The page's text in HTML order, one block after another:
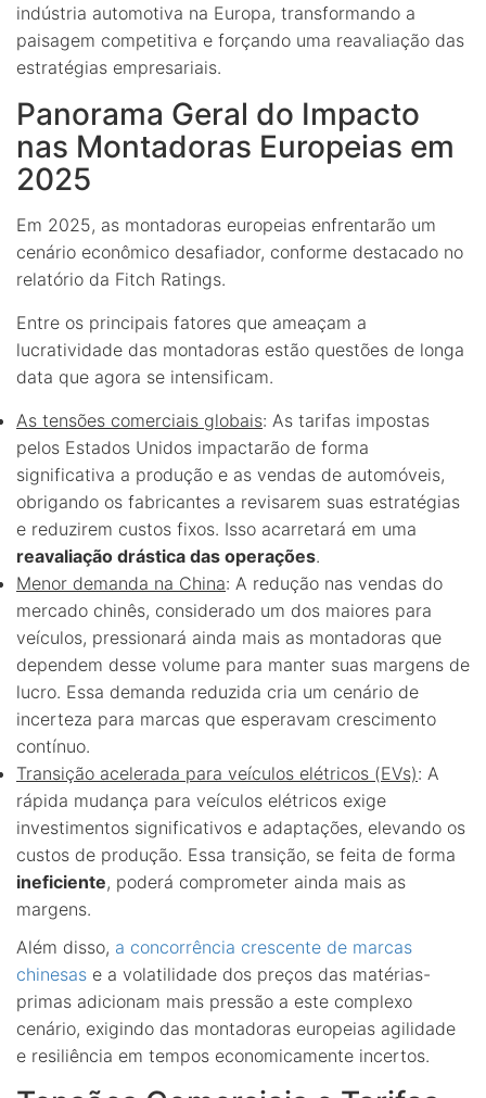
indústria automotiva na Europa, transformando a
paisagem competitiva e forçando uma reavaliação das
estratégias empresariais.
Panorama Geral do Impacto
nas Montadoras Europeias em
2025
Em 2025, as montadoras europeias enfrentarão um
cenário econômico desafiador, conforme destacado no
relatório da Fitch Ratings.
Entre os principais fatores que ameaçam a
lucratividade das montadoras estão questões de longa
data que agora se intensificam.
As tensões comerciais globais: As tarifas impostas
pelos Estados Unidos impactarão de forma
significativa a produção e as vendas de automóveis,
obrigando os fabricantes a revisarem suas estratégias
e reduzirem custos fixos. Isso acarretará em uma
reavaliação drástica das operações.
Menor demanda na China: A redução nas vendas do
mercado chinês, considerado um dos maiores para
veículos, pressionará ainda mais as montadoras que
dependem desse volume para manter suas margens de
lucro. Essa demanda reduzida cria um cenário de
incerteza para marcas que esperavam crescimento
contínuo.
Transição acelerada para veículos elétricos (EVs): A
rápida mudança para veículos elétricos exige
investimentos significativos e adaptações, elevando os
custos de produção. Essa transição, se feita de forma
ineficiente, poderá comprometer ainda mais as
margens.
Além disso, a concorrência crescente de marcas
chinesas e a volatilidade dos preços das matérias-
primas adicionam mais pressão a este complexo
cenário, exigindo das montadoras europeias agilidade
e resiliência em tempos economicamente incertos.